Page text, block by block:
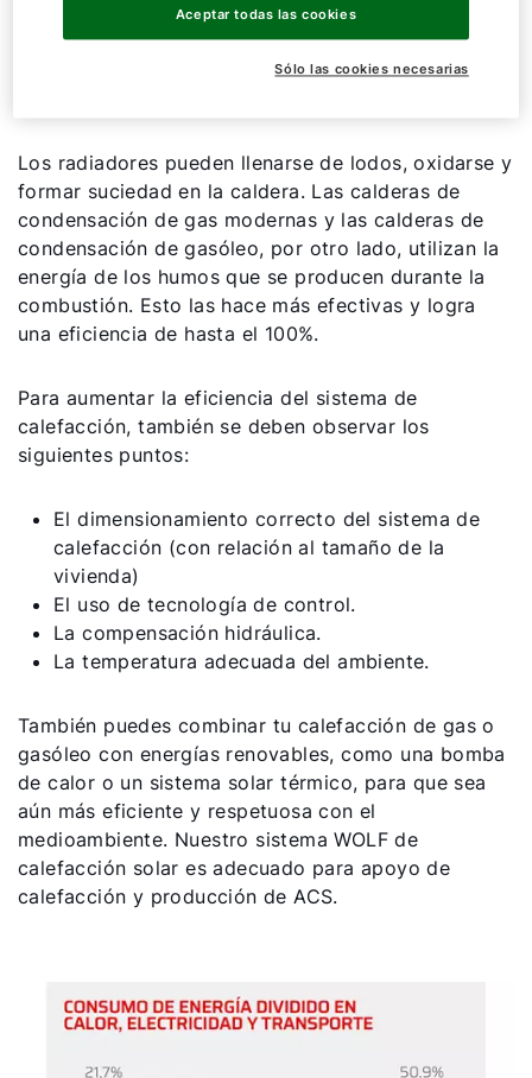
el 93%. Las pérdidas de energía se producen, por
ejemplo, a través del desgaste del material y la
acumulación de cal y lodos en el sistema de
Los radiadores pueden llenarse de lodos, oxidarse y
formar suciedad en la caldera. Las calderas de
condensación de gas modernas y las calderas de
condensación de gasóleo, por otro lado, utilizan la
energía de los humos que se producen durante la
combustión. Esto las hace más efectivas y logra
una eficiencia de hasta el 100%.
Para aumentar la eficiencia del sistema de
calefacción, también se deben observar los
siguientes puntos:
El dimensionamiento correcto del sistema de
calefacción (con relación al tamaño de la
vivienda)
El uso de tecnología de control.
La compensación hidráulica.
La temperatura adecuada del ambiente.
También puedes combinar tu calefacción de gas o
gasóleo con energías renovables, como una bomba
de calor o un sistema solar térmico, para que sea
aún más eficiente y respetuosa con el
medioambiente. Nuestro sistema WOLF de
calefacción solar es adecuado para apoyo de
calefacción y producción de ACS.
¿Cómo podemos ayudarte?
Sólo las cookies necesarias
Aceptar todas las cookies